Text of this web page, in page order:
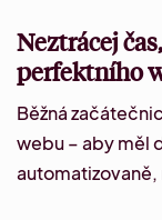
Neztrácej
perfektního
Běžná
webu – aby měl